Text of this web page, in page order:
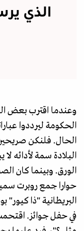
الذي
وعندما اقترب بعض
الحكومة ليرددوا
الحال. فلنكن
البلادة سمة لأدائه
الورق. وبينما كان
حوارا جمع روبرت
البريطانية "ذا
في حفل جوائز.